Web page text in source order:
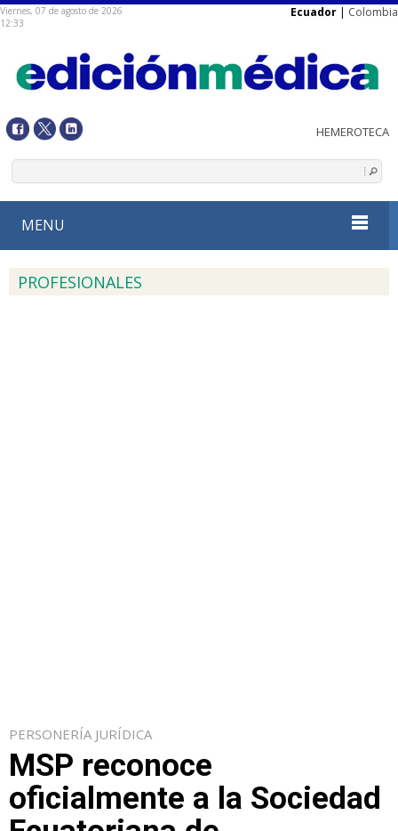
Viernes, 07 de agosto de 2026
12:33
Ecuador | Colombia
MENU
PROFESIONALES
PERSONERÍA JURÍDICA
MSP reconoce
oficialmente a la Sociedad